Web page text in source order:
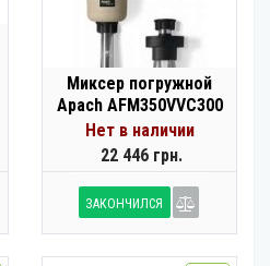
Миксер погружной
Apach AFM350VVC300
Нет в наличии
22 446 грн.
ЗАКОНЧИЛСЯ